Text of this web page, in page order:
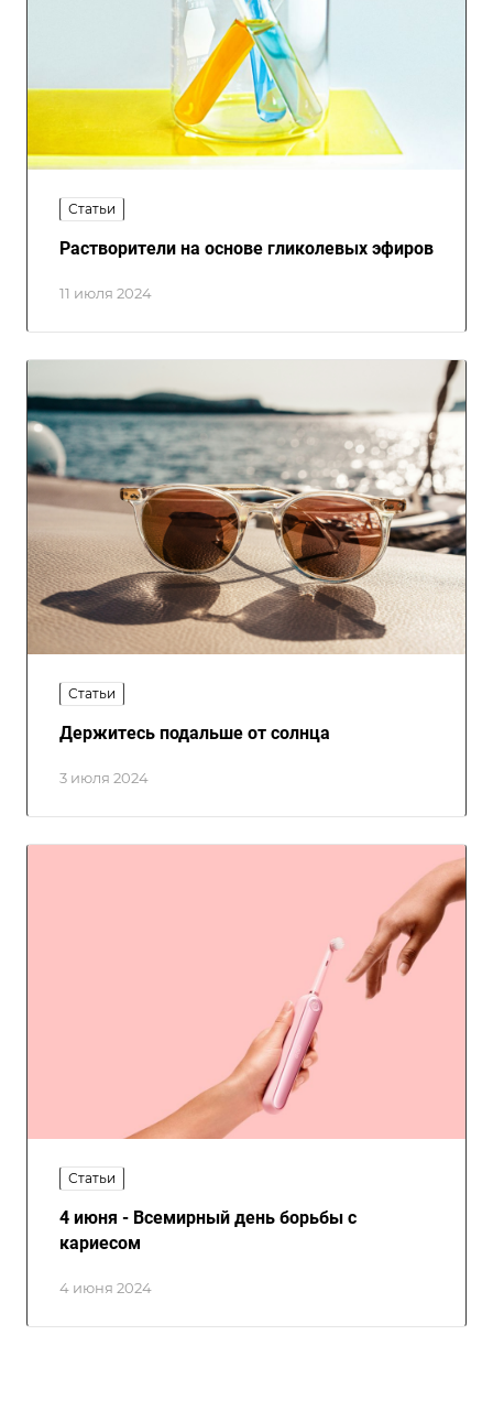
Статьи
11 июля 2024
Растворители на основе гликолевых эфиров
Статьи
3 июля 2024
Держитесь подальше от солнца
Статьи
4 июня 2024
4 июня - Всемирный день борьбы с
кариесом